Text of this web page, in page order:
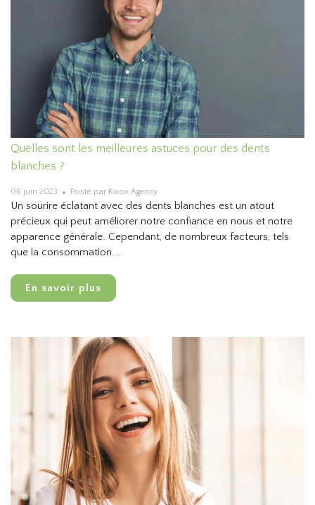
Quelles sont les meilleures astuces pour des dents
blanches ?
06 juin 2023 Posté par Koox Agency
Un sourire éclatant avec des dents blanches est un atout
précieux qui peut améliorer notre confiance en nous et notre
apparence générale. Cependant, de nombreux facteurs, tels
que la consommation...
En savoir plus